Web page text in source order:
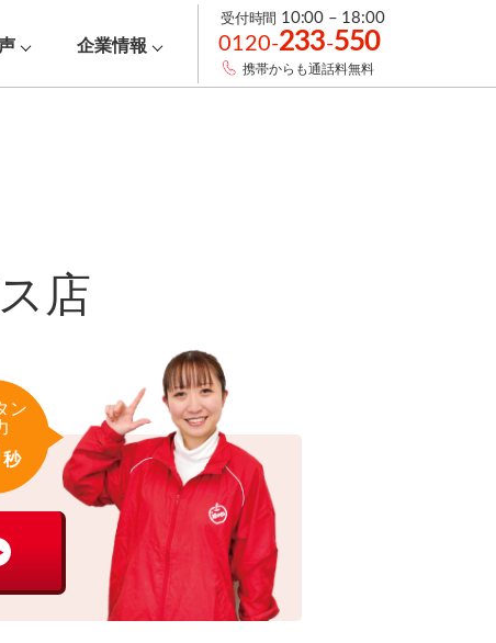
企業情報
受付時間 10:00 – 18:00
0120-233-550
携帯からも通話料無料
店
ン
秒